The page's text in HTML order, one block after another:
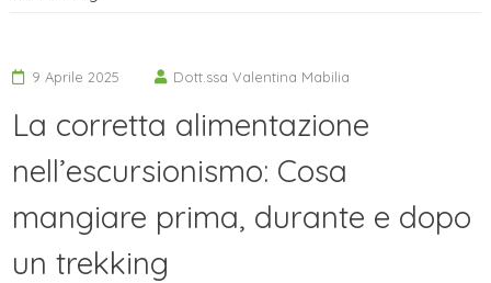
9 Aprile 2025 Dott.ssa Valentina Mabilia
La corretta alimentazione
nell’escursionismo: Cosa
mangiare prima, durante e dopo
un trekking